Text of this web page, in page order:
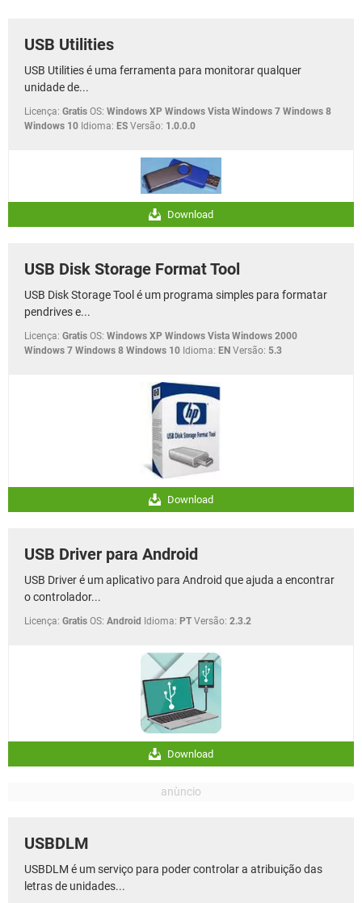
USB Utilities
USB Utilities é uma ferramenta para monitorar qualquer
unidade de...
Licença: Gratis OS: Windows XP Windows Vista Windows 7 Windows 8
Windows 10 Idioma: ES Versão: 1.0.0.0
Download
USB Disk Storage Format Tool
USB Disk Storage Tool é um programa simples para formatar
pendrives e...
Licença: Gratis OS: Windows XP Windows Vista Windows 2000
Windows 7 Windows 8 Windows 10 Idioma: EN Versão: 5.3
Download
USB Driver para Android
USB Driver é um aplicativo para Android que ajuda a encontrar
o controlador...
Licença: Gratis OS: Android Idioma: PT Versão: 2.3.2
Download
USBDLM
USBDLM é um serviço para poder controlar a atribuição das
letras de unidades...